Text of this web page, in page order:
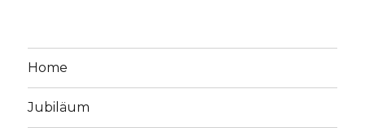
Home
Jubiläum